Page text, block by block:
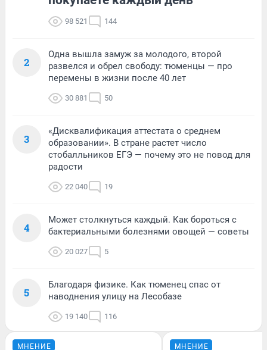
98 521 144
2
Одна вышла замуж за молодого, второй
развелся и обрел свободу: тюменцы — про
перемены в жизни после 40 лет
30 881 50
3
«Дисквалификация аттестата о среднем
образовании». В стране растет число
стобалльников ЕГЭ — почему это не повод для
радости
22 040 19
4
Может столкнуться каждый. Как бороться с
бактериальными болезнями овощей — советы
20 027 5
5
Благодаря физике. Как тюменец спас от
наводнения улицу на Лесобазе
19 140 116
МНЕНИЕ МНЕНИЕ